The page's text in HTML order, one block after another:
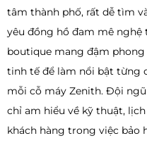
tâm thành phố, rất dễ tìm
yêu đồng hồ đam mê nghệ
boutique mang đậm
tinh tế để làm nổi bật từng
mỗi cỗ máy Zenith. Đội
chỉ am hiểu về kỹ thuật,
khách hàng trong việc bảo